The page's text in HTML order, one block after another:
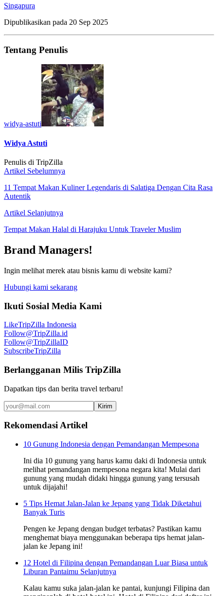
Singapura
Dipublikasikan pada 20 Sep 2025
Tentang Penulis
widya-astuti
Widya Astuti
Penulis di TripZilla
Artikel Sebelumnya
11 Tempat Makan Kuliner Legendaris di Salatiga Dengan Cita Rasa
Autentik
Artikel Selanjutnya
Tempat Makan Halal di Harajuku Untuk Traveler Muslim
Brand Managers!
Ingin melihat merek atau bisnis kamu di website kami?
Hubungi kami sekarang
Ikuti Sosial Media Kami
LikeTripZilla Indonesia
Follow@TripZilla.id
Follow@TripZillaID
SubscribeTripZilla
Berlangganan Milis TripZilla
Dapatkan tips dan berita travel terbaru!
Kirim
Rekomendasi Artikel
10 Gunung Indonesia dengan Pemandangan Mempesona
Ini dia 10 gunung yang harus kamu daki di Indonesia untuk
melihat pemandangan mempesona negara kita! Mulai dari
gunung yang mudah didaki hingga gunung yang tersusah
untuk dijajahi!
5 Tips Hemat Jalan-Jalan ke Jepang yang Tidak Diketahui
Banyak Turis
Pengen ke Jepang dengan budget terbatas? Pastikan kamu
menghemat biaya menggunakan beberapa tips hemat jalan-
jalan ke Jepang ini!
12 Hotel di Filipina dengan Pemandangan Luar Biasa untuk
Liburan Pantaimu Selanjutnya
Kalau kamu suka jalan-jalan ke pantai, kunjungi Filipina dan